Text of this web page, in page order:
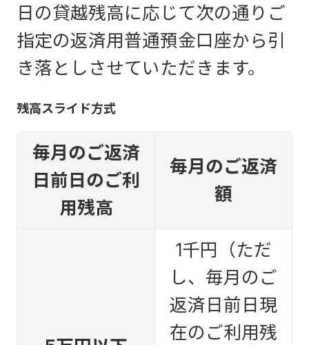
日の貸越残高に応じて次の通りご
指定の返済用普通預金口座から引
き落としさせていただきます。
残高スライド方式
毎月のご返済
日前日のご利
用残高
毎月のご返済
額
1千円（ただ
し、毎月のご
返済日前日現
在のご利用残